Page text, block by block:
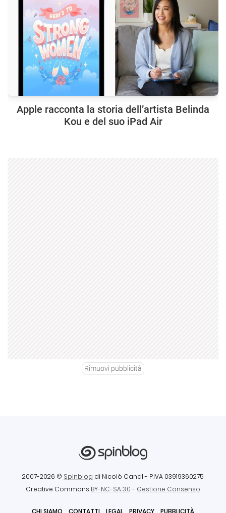
Apple racconta la storia dell’artista Belinda
Kou e del suo iPad Air
Rimuovi pubblicità
2007-2026 © Spinblog di Nicolò Canal - P.IVA 03919360275
Creative Commons BY-NC-SA 3.0- Gestione Consenso
CHI SIAMO CONTATTI LEGAL PRIVACY PUBBLICITÀ